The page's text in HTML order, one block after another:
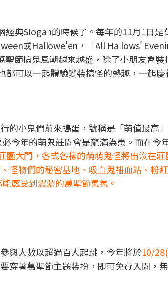
經典Slogan的時候了。每年的11月1日是
或Hallowe'en，「All Hallows'
節搞鬼風潮越來越盛，除了小朋友會裝
可以一起體驗變裝搞怪的熱趣，一起慶
的小鬼們前來搗蛋，號稱是「萌值最高
今年的萌鬼莊園會是龍滿為患。而在今
大門，各式各樣的萌萌鬼怪將出沒在莊
怪物們的秘密基地、吸血鬼補血站、粉
感受到濃濃的萬聖節氣氛。
與人數以超過百人起跳，今年將於10/
穿著萬聖節主題裝扮，即可免費入園，